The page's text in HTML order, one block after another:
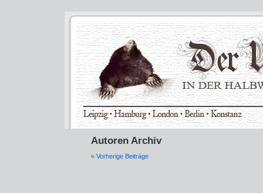
Autoren Archiv
« Vorherige Beiträge